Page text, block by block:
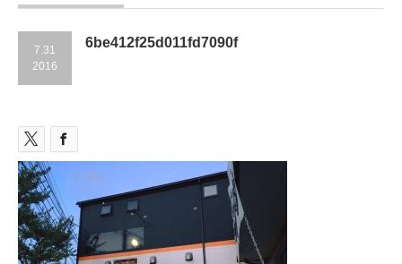
7.31
2016
6be412f25d011fd7090f